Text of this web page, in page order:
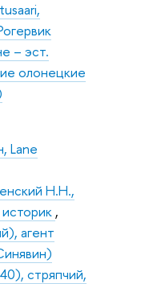
– эст.
олонецкие
Lane
Н.Н.,
,
агент
стряпчий,